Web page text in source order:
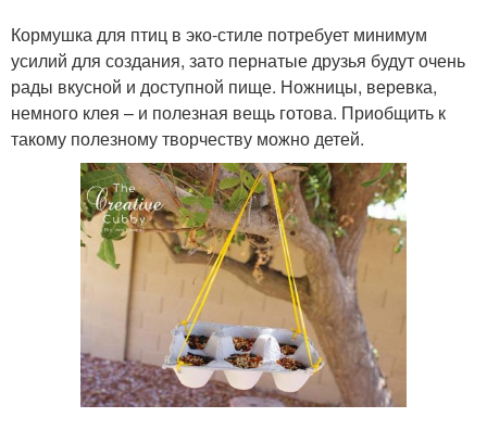
Кормушка для птиц в эко-стиле потребует минимум
усилий для создания, зато пернатые друзья будут очень
рады вкусной и доступной пище. Ножницы, веревка,
немного клея – и полезная вещь готова. Приобщить к
такому полезному творчеству можно детей.